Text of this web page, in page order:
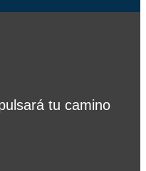
tu camino